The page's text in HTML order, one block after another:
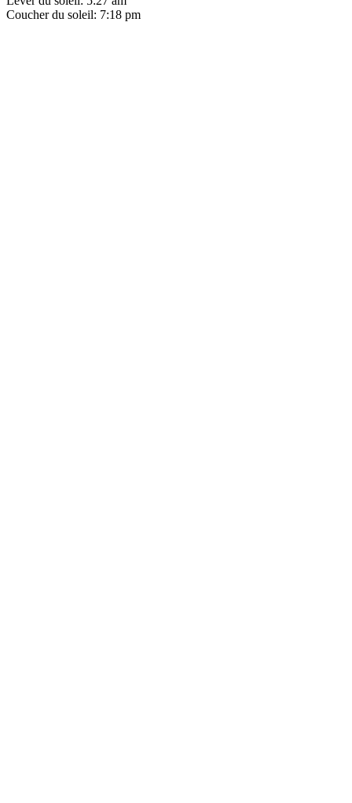
Coucher du soleil: 7:18 pm